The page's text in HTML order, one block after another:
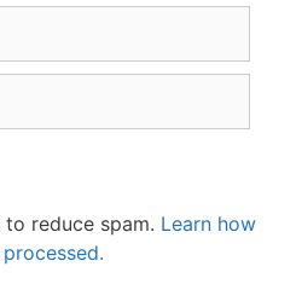
reduce spam. Learn how